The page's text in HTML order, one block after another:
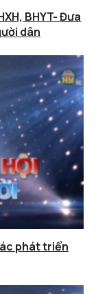
BHYT- Đưa
dân
phát triển